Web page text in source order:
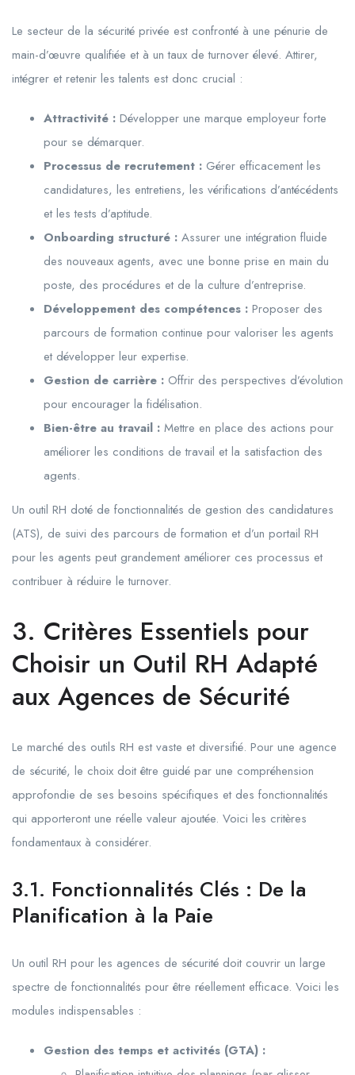
Le secteur de la sécurité privée est confronté à une pénurie de
main-d’œuvre qualifiée et à un taux de turnover élevé. Attirer,
intégrer et retenir les talents est donc crucial :
Attractivité : Développer une marque employeur forte
pour se démarquer.
Processus de recrutement : Gérer efficacement les
candidatures, les entretiens, les vérifications d’antécédents
et les tests d’aptitude.
Onboarding structuré : Assurer une intégration fluide
des nouveaux agents, avec une bonne prise en main du
poste, des procédures et de la culture d’entreprise.
Développement des compétences : Proposer des
parcours de formation continue pour valoriser les agents
et développer leur expertise.
Gestion de carrière : Offrir des perspectives d’évolution
pour encourager la fidélisation.
Bien-être au travail : Mettre en place des actions pour
améliorer les conditions de travail et la satisfaction des
agents.
Un outil RH doté de fonctionnalités de gestion des candidatures
(ATS), de suivi des parcours de formation et d’un portail RH
pour les agents peut grandement améliorer ces processus et
contribuer à réduire le turnover.
3. Critères Essentiels pour
Choisir un Outil RH Adapté
aux Agences de Sécurité
Le marché des outils RH est vaste et diversifié. Pour une agence
de sécurité, le choix doit être guidé par une compréhension
approfondie de ses besoins spécifiques et des fonctionnalités
qui apporteront une réelle valeur ajoutée. Voici les critères
fondamentaux à considérer.
3.1. Fonctionnalités Clés : De la
Planification à la Paie
Un outil RH pour les agences de sécurité doit couvrir un large
spectre de fonctionnalités pour être réellement efficace. Voici les
modules indispensables :
Gestion des temps et activités (GTA) :